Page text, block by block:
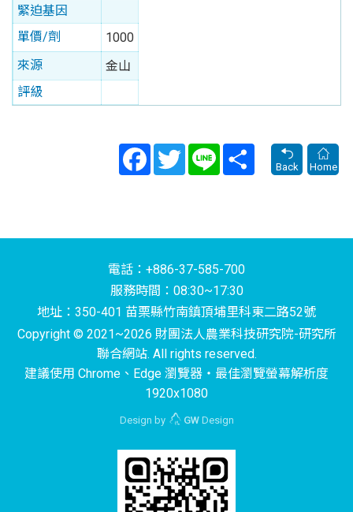
緊迫基因
單價/劑
1000
來源
金山
評級
FacebookTwitter Line
Share
Back
Home
電話：+886-37-585-700
服務時間：08:30~17:30
地址：350-401 苗栗縣竹南鎮頂埔里科東二路52號
Copyright © 2021~2026 財團法人農業科技研究院-研究所
聯合網站. All rights reserved.
建議使用 Chrome、Edge 瀏覽器‧最佳瀏覽螢幕解析度
1920x1080
Design by GWDesign